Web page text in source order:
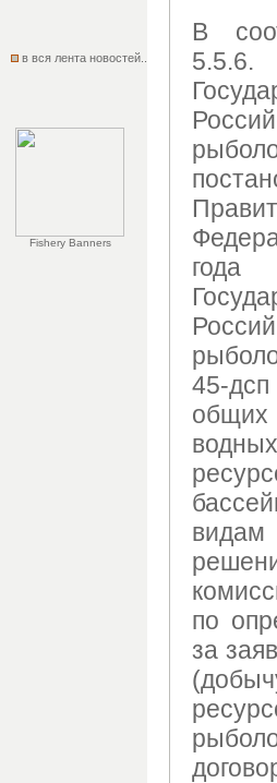
в вся лента новостей..
Fishery Banners
В
5.5.6.
45-
по
за